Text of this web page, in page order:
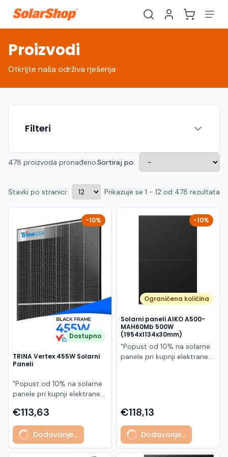
Hrvatski EN
Crnogorski
MK Македонски
Proizvodi
Otkrijte naša održiva rješenja
Filteri
478 proizvoda pronađenoSortiraj po:
Stavki po stranici: Prikazuje se 1 - 12 od 478 rezultata
-10%
Dostupno
TRINA Vertex 455W Solarni
Paneli
"Popust od 10% na solarne
panele pri kupnji elektrane
Model TSM-455NEG9R.28
predstavlja napredni
glass/glass N-type solarni
modul s visokom
učinkovitošću, dugim
€113,63
Dodavanje...
-10%
Ograničena količina
Solarni paneli AIKO A500-
MAH60Mb 500W
(1954x1134x30mm)
"Popust od 10% na solarne
panele pri kupnji elektrane
500 W iz Neostar 2S serije,
baziran na naprednoj N-
type ABC (All Back Contact)
tehnologiji. Ovaj panel je
namijenjen za moderne
€118,13
Dodavanje...